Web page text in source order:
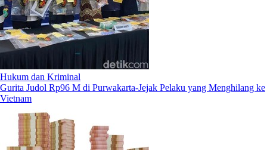
Hukum dan Kriminal
Gurita Judol Rp96 M di Purwakarta-Jejak Pelaku yang Menghilang ke
Vietnam